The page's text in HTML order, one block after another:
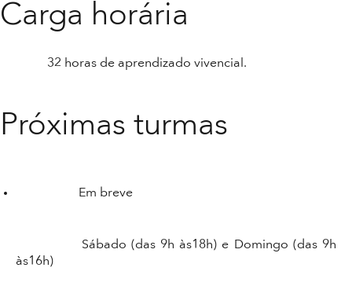
Carga horária
32 horas de aprendizado vivencial.
Próximas turmas
Em breve
Sábado (das 9h às18h) e Domingo (das 9h
às16h)